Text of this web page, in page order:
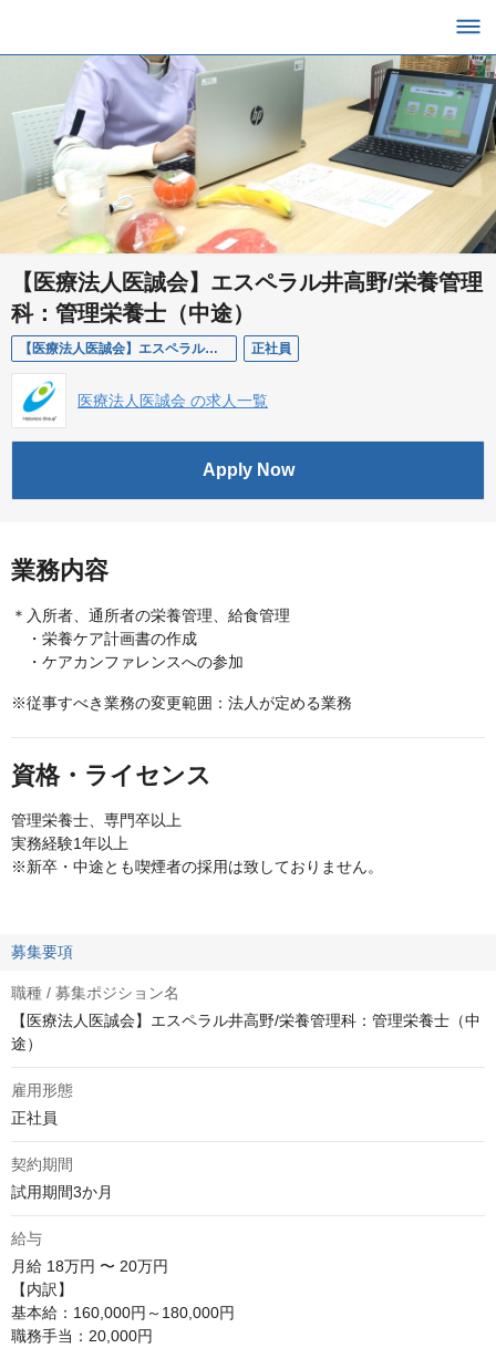
【医療法人医誠会】エスペラル井高野/栄養管理
科：管理栄養士（中途）
【医療法人医誠会】エスペラル井高野/栄養管理科：管理栄養士（中途） 正社員
医療法人医誠会 の求人一覧
Apply Now
業務内容
＊入所者、通所者の栄養管理、給食管理
・栄養ケア計画書の作成
・ケアカンファレンスへの参加
※従事すべき業務の変更範囲：法人が定める業務
資格・ライセンス
管理栄養士、専門卒以上
実務経験1年以上
※新卒・中途とも喫煙者の採用は致しておりません。
募集要項
職種 / 募集ポジション名
【医療法人医誠会】エスペラル井高野/栄養管理科：管理栄養士（中
途）
雇用形態
正社員
契約期間
試用期間3か月
給与
月給 18万円 〜 20万円
【内訳】
基本給：160,000円～180,000円
職務手当：20,000円